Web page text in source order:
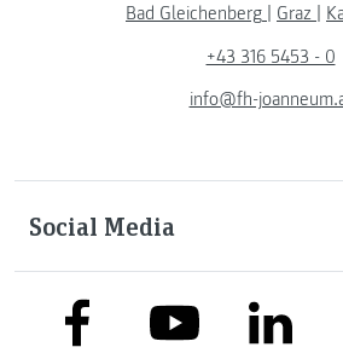
Bad Gleichenberg
Graz
+43 316 5453 - 0
info@fh-
Social Media
link to facebooklink to youtubelink to